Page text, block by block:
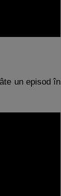
un episod în